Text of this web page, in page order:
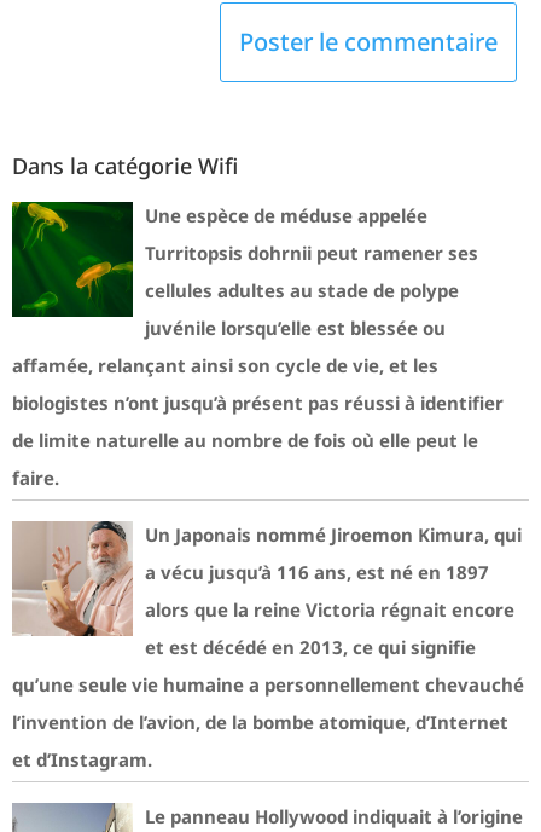
Dans la catégorie Wifi
Une espèce de méduse appelée
Turritopsis dohrnii peut ramener ses
cellules adultes au stade de polype
juvénile lorsqu’elle est blessée ou
affamée, relançant ainsi son cycle de vie, et les
biologistes n’ont jusqu’à présent pas réussi à identifier
de limite naturelle au nombre de fois où elle peut le
faire.
Un Japonais nommé Jiroemon Kimura, qui
a vécu jusqu’à 116 ans, est né en 1897
alors que la reine Victoria régnait encore
et est décédé en 2013, ce qui signifie
qu’une seule vie humaine a personnellement chevauché
l’invention de l’avion, de la bombe atomique, d’Internet
et d’Instagram.
Le panneau Hollywood indiquait à l’origine